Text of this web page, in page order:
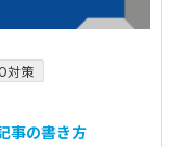
対策
事の書き方